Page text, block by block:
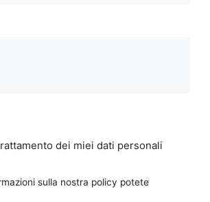
dei miei dati personali
sulla nostra policy potete